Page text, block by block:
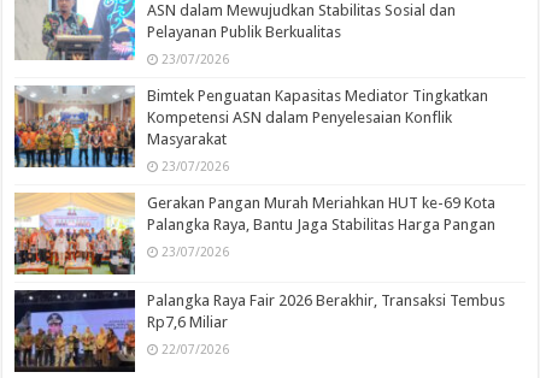
ASN dalam Mewujudkan Stabilitas Sosial dan
Pelayanan Publik Berkualitas
23/07/2026
Bimtek Penguatan Kapasitas Mediator Tingkatkan
Kompetensi ASN dalam Penyelesaian Konflik
Masyarakat
23/07/2026
Gerakan Pangan Murah Meriahkan HUT ke-69 Kota
Palangka Raya, Bantu Jaga Stabilitas Harga Pangan
23/07/2026
Palangka Raya Fair 2026 Berakhir, Transaksi Tembus
Rp7,6 Miliar
22/07/2026